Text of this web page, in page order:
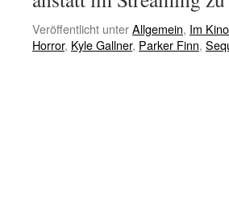
Veröffentlicht unterAllgemein, Im
Horror, Kyle Gallner, Parker Finn,